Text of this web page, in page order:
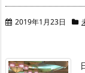
2019年1月23日